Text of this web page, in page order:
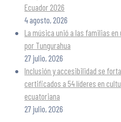
Ecuador 2026
4 agosto, 2026
La música unió a las familias en
por Tungurahua
27 julio, 2026
Inclusión y accesibilidad se
certificados a 54 líderes en
ecuatoriana
27 julio, 2026